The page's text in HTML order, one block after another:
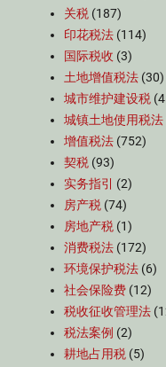
关税 (187)
印花税法 (114)
国际税收 (3)
土地增值税法 (30)
城市维护建设税
城镇土地使用税法
增值税法 (752)
契税 (93)
实务指引
(2)
房产税 (74)
房地产税 (1)
消费税法 (172)
环境保护税法 (6)
社会保险费 (12)
税收征收管理法
税法案例 (2)
耕地占用税 (5)